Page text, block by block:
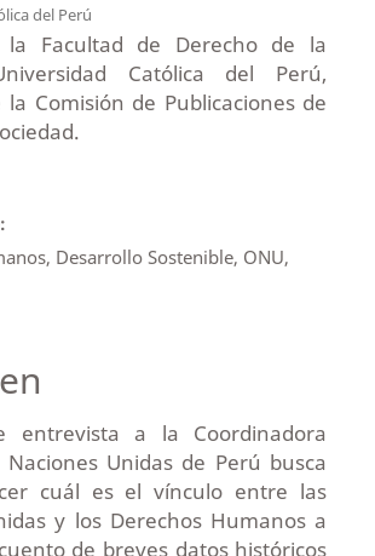
del Perú
Facultad de Derecho de la
Católica del Perú,
Comisión de Publicaciones de
Desarrollo Sostenible, ONU,
entrevista a la Coordinadora
Unidas de Perú busca
cuál es el vínculo entre las
y los Derechos Humanos a
de breves datos históricos